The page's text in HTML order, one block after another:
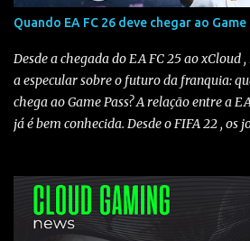
mesmo se não tiver um, veja na imagem
alterações. Isso é necessário pois o
contas configuradas para os EUA ou
Escolher uma assinatura compatível
Quando EA FC 26 deve chegar ao Game
Desde a chegada do EA FC 25 ao xCloud
a especular sobre o futuro da franquia:
chega ao Game Pass? A relação entre a
já é bem conhecida. Desde o FIFA 22 , os
Analisando os últimos títulos, temos o
22 ➡️ 23/06/2022 (Somente Game Pass)
(Somente Game Pass) - Em 21/07/2023